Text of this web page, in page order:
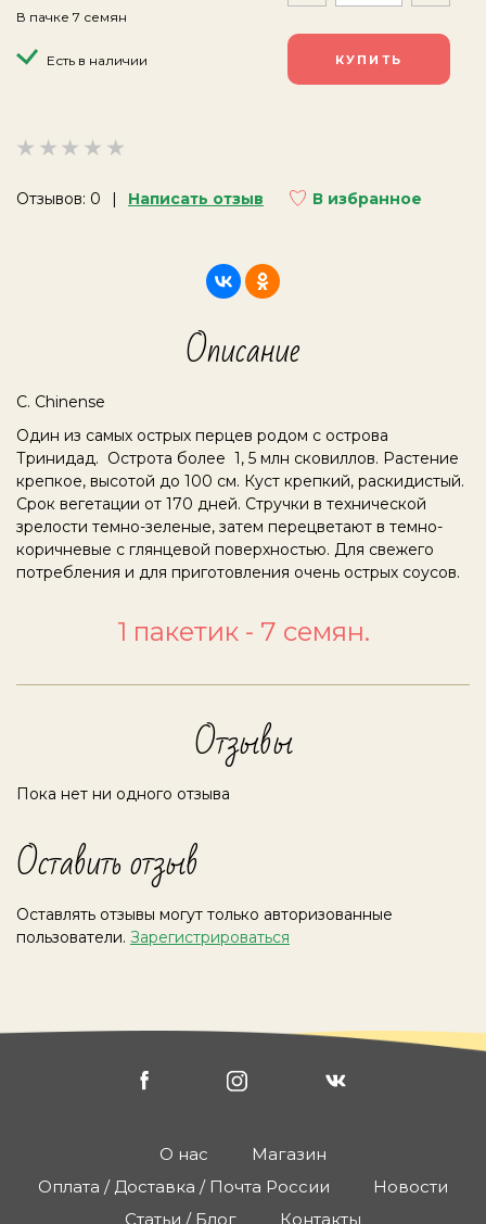
Отзывов: 0 Написать отзыв В избранное
В пачке 7 семян
Есть в наличии
Описание
C. Chinense
Один из самых острых перцев родом с острова
Тринидад. Острота более 1, 5 млн сковиллов. Растение
крепкое, высотой до 100 см. Куст крепкий, раскидистый.
Срок вегетации от 170 дней. Стручки в технической
зрелости темно-зеленые, затем перецветают в темно-
коричневые с глянцевой поверхностью. Для свежего
потребления и для приготовления очень острых соусов.
1 пакетик - 7 семян.
Отзывы
Пока нет ни одного отзыва
Оставить отзыв
Оставлять отзывы могут только авторизованные
пользователи. Зарегистрироваться
О нас
Магазин
Оплата / Доставка / Почта России
Новости
Статьи / Блог
Контакты